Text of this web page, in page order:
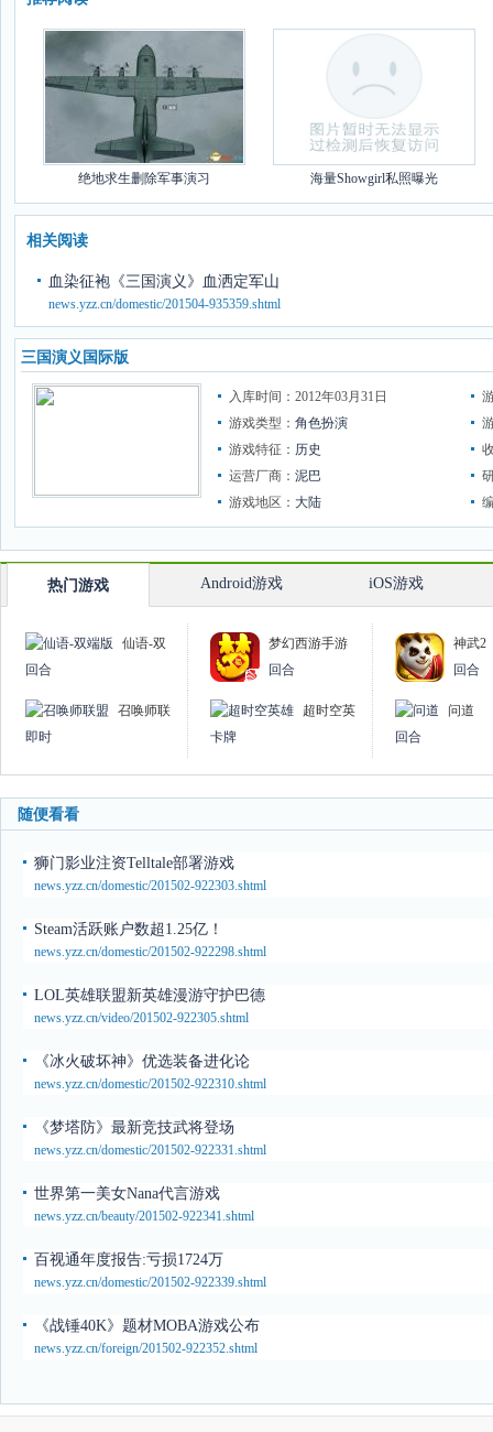
绝地求生删除军事演习 海量Showgirl私照曝光
相关阅读
血染征袍《三国演义》血洒定军山
news.yzz.cn/domestic/201504-935359.shtml
三国演义国际版
入库时间：2012年03月31日
游戏类型： 角色扮演
游戏特征： 历史
运营厂商： 泥巴
游戏地区： 大陆
热门游戏 Android游戏 iOS游戏
仙语-双
回合
梦幻西游手游
回合
神武2
回合
召唤师联
即时
超时空英
卡牌
问道
回合
随便看看
狮门影业注资Telltale部署游戏
news.yzz.cn/domestic/201502-922303.shtml
Steam活跃账户数超1.25亿！
news.yzz.cn/domestic/201502-922298.shtml
LOL英雄联盟新英雄漫游守护巴德
news.yzz.cn/video/201502-922305.shtml
《冰火破坏神》优选装备进化论
news.yzz.cn/domestic/201502-922310.shtml
《梦塔防》最新竞技武将登场
news.yzz.cn/domestic/201502-922331.shtml
世界第一美女Nana代言游戏
news.yzz.cn/beauty/201502-922341.shtml
百视通年度报告:亏损1724万
news.yzz.cn/domestic/201502-922339.shtml
《战锤40K》题材MOBA游戏公布
news.yzz.cn/foreign/201502-922352.shtml